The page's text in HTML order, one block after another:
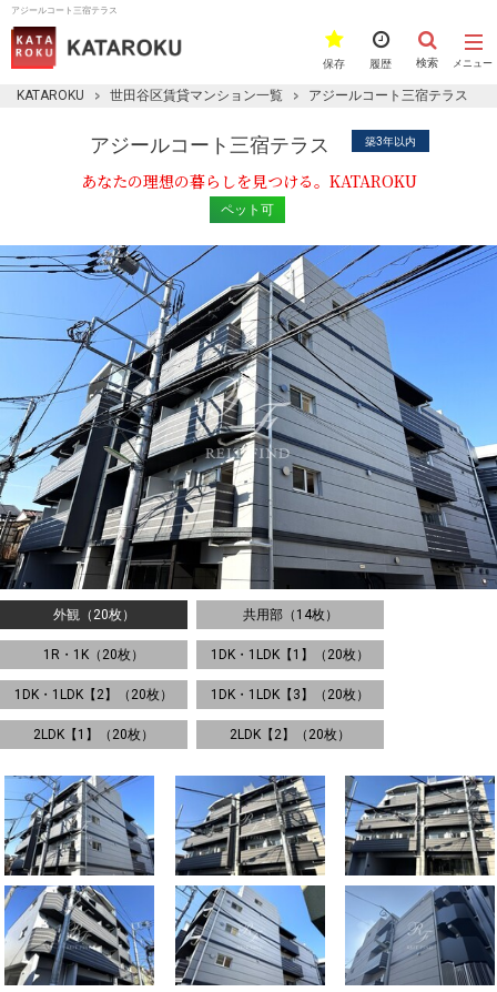
アジールコート三宿テラス
メニュー
検索
履歴
保存
KATAROKU 世田谷区賃貸マンション一覧 アジールコート三宿テラス
アジールコート三宿テラス 築3年以内
あなたの理想の暮らしを見つける。KATAROKU
ペット可
外観（20枚） 共用部（14枚）
1R・1K（20枚） 1DK・1LDK【1】（20枚）
1DK・1LDK【2】（20枚） 1DK・1LDK【3】（20枚）
2LDK【1】（20枚） 2LDK【2】（20枚）